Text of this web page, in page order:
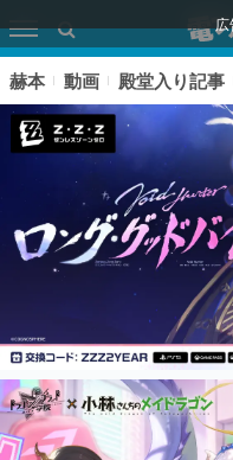
ピックアッ
赫本 動画 殿堂入り記事